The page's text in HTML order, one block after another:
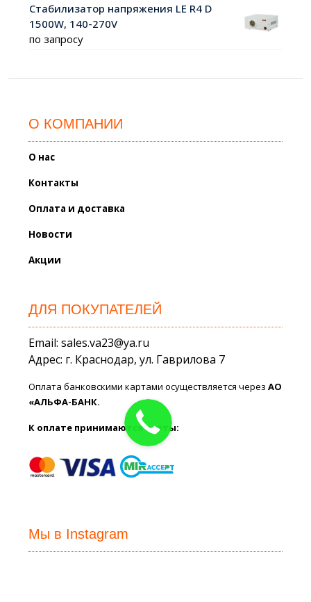
Стабилизатор напряжения LE R4 D
1500W, 140-270V
по запросу
О КОМПАНИИ
О нас
Контакты
Оплата и доставка
Новости
Акции
ДЛЯ ПОКУПАТЕЛЕЙ
Email: sales.va23@ya.ru
Адрес: г. Краснодар, ул. Гаврилова 7
Оплата банковскими картами осуществляется черезАО
«АЛЬФА-БАНК.
К оплате принимаются карты:
Мы в Instagram